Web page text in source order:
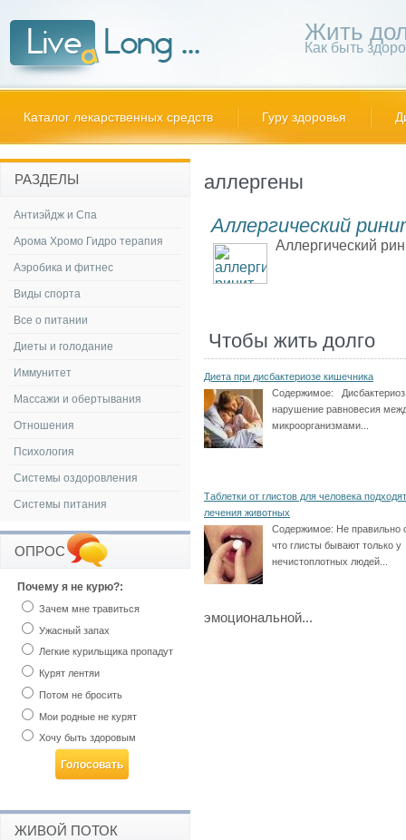
Жить
Как быть
Каталог лекарственных средств Гуру здоровья
аллергены
Аллергический
Аллергический
Чтобы жить долго
Диета при дисбактериозе кишечника
Содержимое:
нарушение равновесия
микроорганизмами...
Таблетки от глистов для человека
лечения животных
Содержимое: Не правильно
что глисты бывают только у
нечистоплотных людей...
эмоциональной...
РАЗДЕЛЫ
Антиэйдж и Спа
Арома Хромо Гидро терапия
Аэробика и фитнес
Виды спорта
Все о питании
Диеты и голодание
Иммунитет
Массажи и обертывания
Отношения
Психология
Системы оздоровления
Системы питания
ОПРОС
Почему я не курю?:
Зачем мне травиться
Ужасный запах
Легкие курильщика пропадут
Курят лентяи
Потом не бросить
Мои родные не курят
Хочу быть здоровым
ЖИВОЙ ПОТОК